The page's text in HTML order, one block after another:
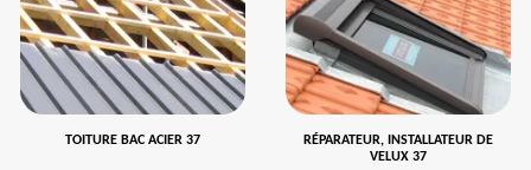
TOITURE BAC ACIER 37
RÉPARATEUR, INSTALLATEUR DE
VELUX 37